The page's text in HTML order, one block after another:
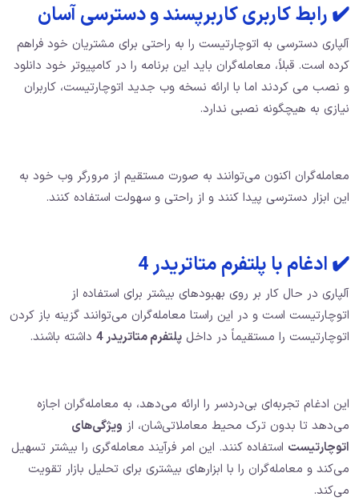
✔️ رابط کاربری کاربرپسند و دسترسی آسان
آلپاری دسترسی به اتوچارتیست را به راحتی برای مشتریان خود فراهم
کرده است. قبلاً، معامله‌گران باید این برنامه را در کامپیوتر خود دانلود
و نصب می کردند اما با ارائه نسخه وب جدید اتوچارتیست، کاربران
نیازی به هیچگونه نصبی ندارد.
معامله‌گران اکنون می‌توانند به صورت مستقیم از مرورگر وب خود به
این ابزار دسترسی پیدا کنند و از راحتی و سهولت استفاده کنند.
✔️ ادغام با پلتفرم متاتریدر 4
آلپاری در حال کار بر روی بهبودهای بیشتر برای استفاده از
اتوچارتیست است و در این راستا معامله‌گران می‌توانند گزینه باز کردن
اتوچارتیست را مستقیماً در داخل پلتفرم متاتریدر 4 داشته باشند.
این ادغام تجربه‌ای بی‌دردسر را ارائه می‌دهد، به معامله‌گران اجازه
می‌دهد تا بدون ترک محیط معاملاتی‌شان، از ویژگی‌های
اتوچارتیست استفاده کنند. این امر فرآیند معامله‌گری را بیشتر تسهیل
می‌کند و معامله‌گران را با ابزارهای بیشتری برای تحلیل بازار تقویت
می‌کند.